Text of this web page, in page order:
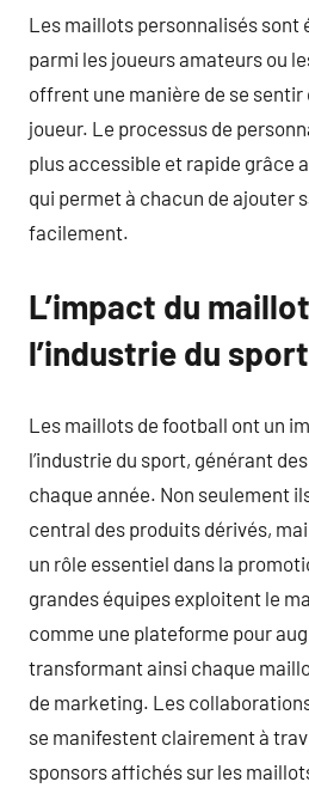
Les maillots personnalisés sont
parmi les joueurs amateurs ou
offrent une manière de se
joueur. Le processus de
plus accessible et rapide grâce
qui permet à chacun de ajouter
facilement.
L’impact du
l’industrie du sport
Les maillots de football ont un
l’industrie du sport, générant
chaque année. Non seulement
central des produits dérivés,
un rôle essentiel dans la
grandes équipes exploitent le
comme une plateforme pour
transformant ainsi chaque
de marketing. Les
se manifestent clairement à
sponsors affichés sur les